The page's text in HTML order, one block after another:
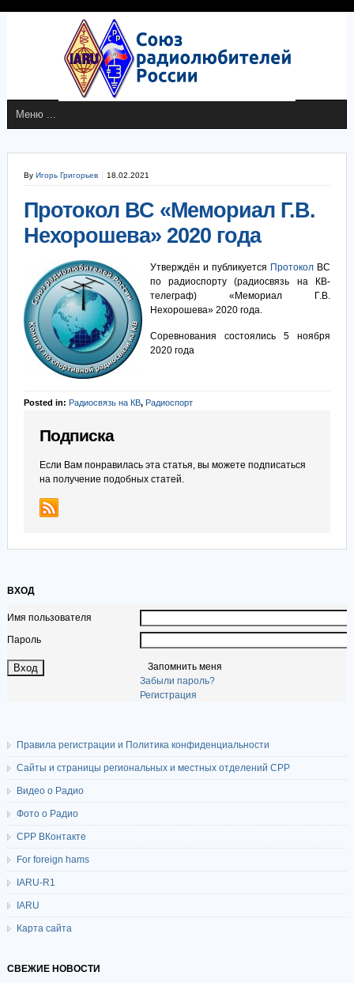
By Игорь Григорьев 18.02.2021
Протокол ВС «Мемориал Г.В.
Нехорошева» 2020 года
Утверждён и публикуется Протокол ВС
по радиоспорту (радиосвязь на КВ-
телеграф) «Мемориал Г.В.
Нехорошева» 2020 года.
Соревнования состоялись 5 ноября
2020 года
Posted in: Радиосвязь на КВ, Радиоспорт
Подписка
Если Вам понравилась эта статья, вы можете подписаться
на получение подобных статей.
ВХОД
Имя пользователя
Пароль
Запомнить меня
Забыли пароль?
Регистрация
Правила регистрации и Политика конфиденциальности
Сайты и страницы региональных и местных отделений СРР
Видео о Радио
Фото о Радио
СРР ВКонтакте
For foreign hams
IARU-R1
IARU
Карта сайта
СВЕЖИЕ НОВОСТИ